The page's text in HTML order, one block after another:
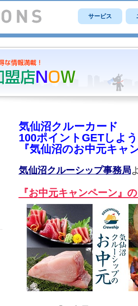
サービス
気仙沼クルーカード
100ポイントGETしよ
『気仙沼のお中元キャ
気仙沼クルーシップ事務局
『お中元キャンペーン』